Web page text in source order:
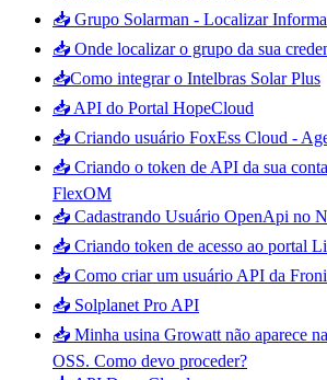
📥 Grupo Solarman - Localizar
📥 Onde localizar o grupo da sua
📥Como integrar o Intelbras Solar Plus
📥 API do Portal HopeCloud
📥 Criando usuário FoxEss Cloud -
📥 Criando o token de API da sua
FlexOM
📥 Cadastrando Usuário OpenApi no
📥 Criando token de acesso ao portal
📥 Como criar um usuário API da
📥 Solplanet Pro API
📥 Minha usina Growatt não aparece
OSS. Como devo proceder?